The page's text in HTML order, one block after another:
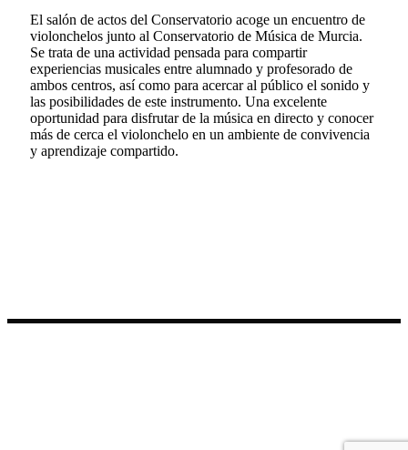
El salón de actos del Conservatorio acoge un encuentro de
violonchelos junto al Conservatorio de Música de Murcia.
Se trata de una actividad pensada para compartir
experiencias musicales entre alumnado y profesorado de
ambos centros, así como para acercar al público el sonido y
las posibilidades de este instrumento. Una excelente
oportunidad para disfrutar de la música en directo y conocer
más de cerca el violonchelo en un ambiente de convivencia
y aprendizaje compartido.